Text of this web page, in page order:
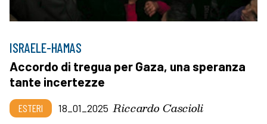
ISRAELE-HAMAS
Accordo di tregua per Gaza, una speranza
tante incertezze
ESTERI 18_01_2025 Riccardo Cascioli